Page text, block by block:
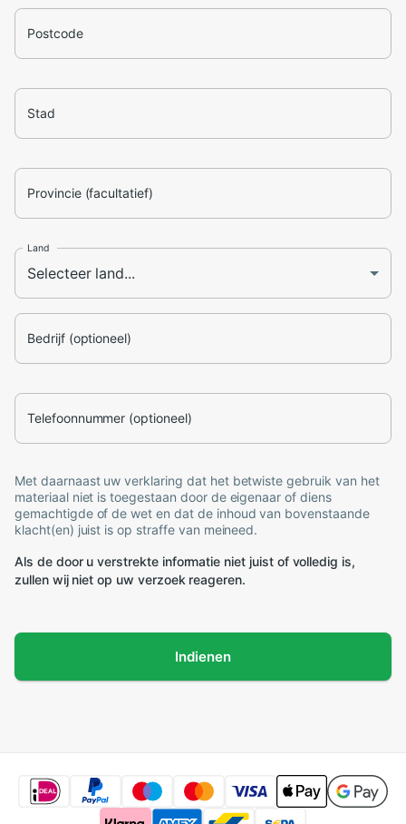
Postcode
Stad
Provincie (facultatief)
Land
Bedrijf (optioneel)
Telefoonnummer (optioneel)
Met daarnaast uw verklaring dat het betwiste gebruik van het
materiaal niet is toegestaan door de eigenaar of diens
gemachtigde of de wet en dat de inhoud van bovenstaande
klacht(en) juist is op straffe van meineed.
Als de door u verstrekte informatie niet juist of volledig is,
zullen wij niet op uw verzoek reageren.
Indienen